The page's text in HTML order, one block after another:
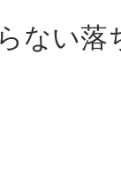
ない落